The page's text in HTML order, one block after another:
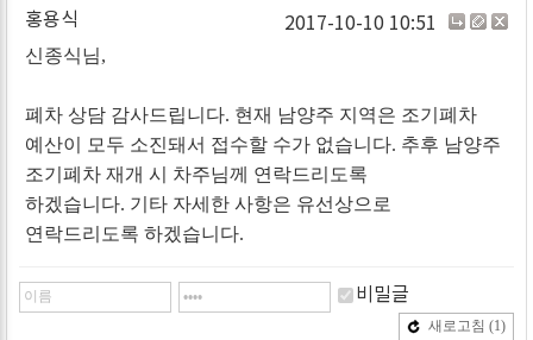
홍용식 2017-10-10 10:51
신종식님,
폐차 상담 감사드립니다. 현재 남양주 지역은 조기폐차
예산이 모두 소진돼서 접수할 수가 없습니다. 추후 남양주
조기폐차 재개 시 차주님께 연락드리도록
하겠습니다. 기타 자세한 사항은 유선상으로
연락드리도록 하겠습니다.
비밀글
새로고침 (1)